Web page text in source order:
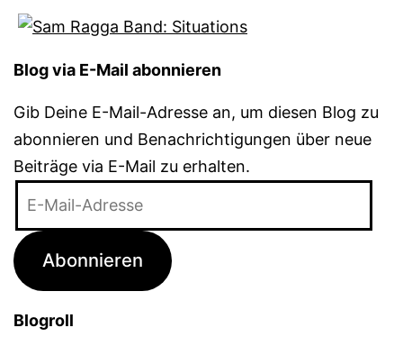
Blog via E-Mail abonnieren
Gib Deine E-Mail-Adresse an, um diesen Blog zu
abonnieren und Benachrichtigungen über neue
Beiträge via E-Mail zu erhalten.
Adresse
Abonnieren
Blogroll